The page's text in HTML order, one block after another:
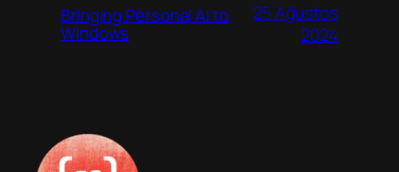
Bringing Personal AI to
Windows
25 Ağustos
2024